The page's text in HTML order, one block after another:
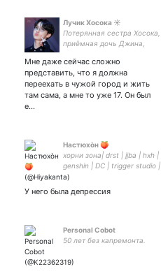
Лучик Хосока ☀️
Потерянная сестра Хосока,
приёмная дочь Джина,
Намджуна, часть мозга
Тэхёна, собутыльник
Чимина, будущая жена
Чонгука, подружка Юнги...
Мне даже сейчас сложно
представить, что я должна
переехать в чужой город и жить
там сама, а мне то уже 17. Он был
е…
Настюхòн 🍑
хорни зона| drst | jjba | hxh |
genshin | DC | trigger studio |
комиксы Bubble | kny | bnha
sk8 | hnk | tmnt | opm |
У него была депрессия
Personal Cobot
50 лет без капремонта.